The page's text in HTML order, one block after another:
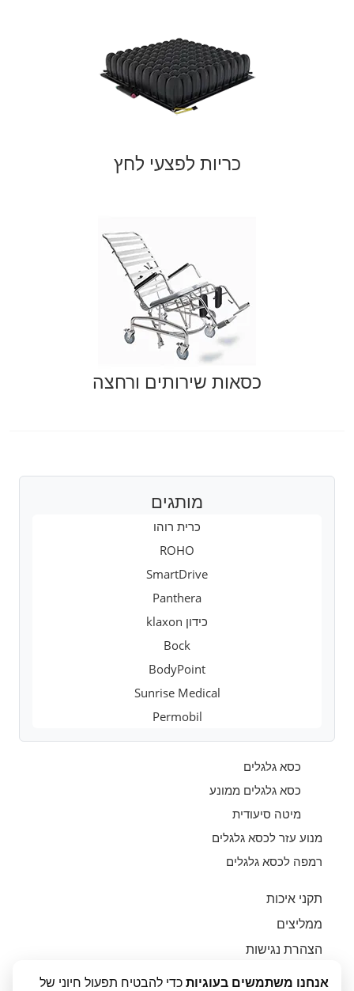
כריות לפצעי לחץ
כסאות שירותים ורחצה
מותגים
כרית רוהו
ROHO
SmartDrive
Panthera
כידון klaxon
Bock
BodyPoint
Sunrise Medical
Permobil
כסא גלגלים
כסא גלגלים ממונע
מיטה סיעודית
מנוע עזר לכסא גלגלים
רמפה לכסא גלגלים
תקני איכות
ממליצים
הצהרת נגישות
אנחנו משתמשים בעוגיותכדי להבטיח תפעול חיוני של